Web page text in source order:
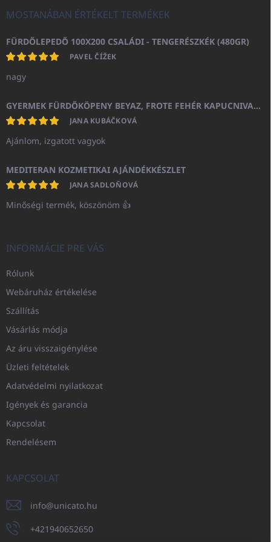
MOSTANÁBAN ÉRTÉKELT TERMÉKEK
FÜRDŐLEPEDŐ 100X200 CSALÁDI - TENGERÉSZKÉK (480GR)
PAVEL ČÍŽEK
nagy
GYERMEK FÜRDŐKÖPENY BEYAZ, FROTE FEHÉR KAPUCNIVAL (400GR)
JANA KUBÁČKOVÁ
Ajánlom, izgatott vagyok
MEDITERAN KOZMETIKAI AJÁNDÉKKÉSZLET
JANA SADLOŇOVÁ
Minőségi termék, köszönöm 👍
INFORMÁCIE PRE VÁS
Rólunk
Webáruház értékelése
Szállítás
Vásárlás módja
Az áru visszaigénylése
Üzleti feltételek
Adatvédelmi nyilatkozat
Igények és garancia
Kapcsolat
Rendelésem
KAPCSOLAT
info@unicato.hu
+421940652650